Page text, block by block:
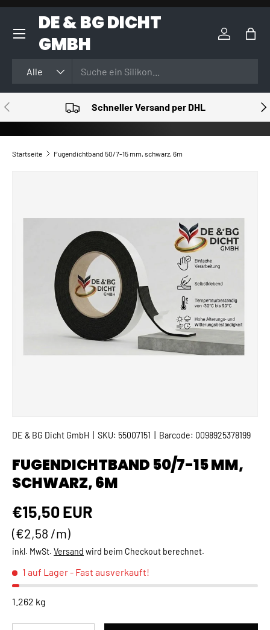
DIREKT ZUM INHALT
DE & BG DICHT
GMBH
Alle
Einloggen
VORHERIGE Schneller Versand per DHL
Startseite Fugendichtband 50/7-15 mm, schwarz, 6m
DE & BG Dicht GmbH SKU: 55007151 Barcode: 0098925378199
FUGENDICHTBAND 50/7-15 MM,
SCHWARZ, 6M
Normaler Preis
€15,50 EUR
Grundpreis
€2,58 /m
inkl. MwSt. Versand wird beim Checkout berechnet.
1 auf Lager- Fast ausverkauft!
1.262 kg